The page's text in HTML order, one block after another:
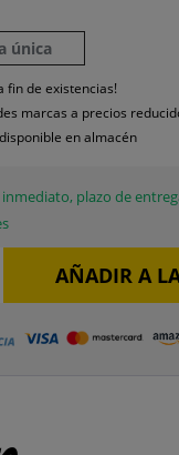
única
fin de existencias!
marcas a precios
en almacén
plazo de
AÑADIR A